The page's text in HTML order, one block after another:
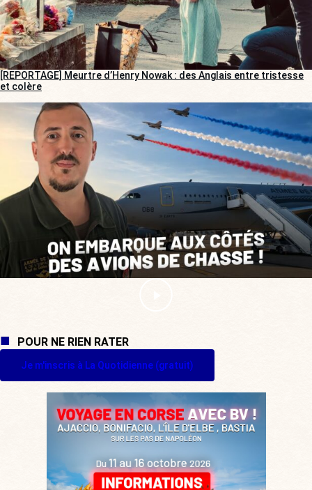
[REPORTAGE] Meurtre d’Henry Nowak : des Anglais entre tristesse
et colère
POUR NE RIEN RATER
Je m'inscris à La Quotidienne (gratuit)